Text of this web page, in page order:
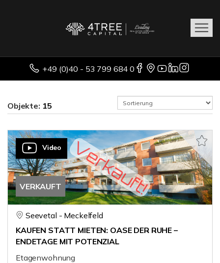
+49 (0)40 - 53 799 684 0
Objekte: 15
VERKAUFT
Video
Seevetal - Meckelfeld
KAUFEN STATT MIETEN: OASE DER RUHE –
ENDETAGE MIT POTENZIAL
Etagenwohnung